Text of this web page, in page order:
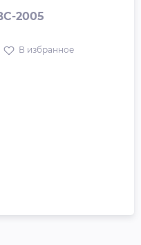
2005
В избранное